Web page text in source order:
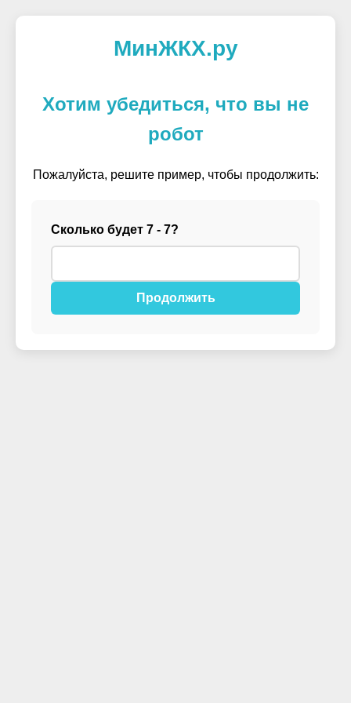
МинЖКХ.ру
Хотим убедиться, что вы не
робот
Пожалуйста, решите пример, чтобы продолжить:
Сколько будет 7 - 7?
Продолжить